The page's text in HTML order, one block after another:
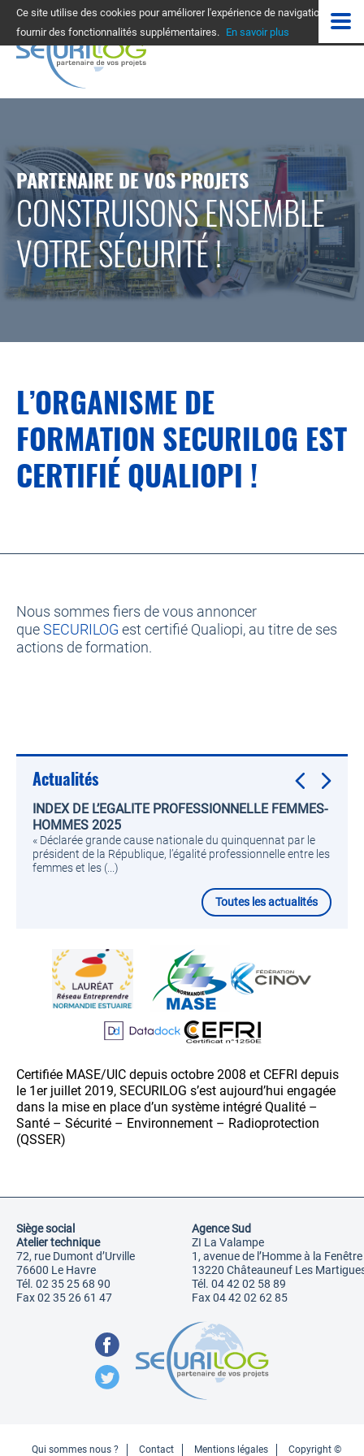
Ce site utilise des cookies pour améliorer l'expérience de navigation et
fournir des fonctionnalités supplémentaires. En savoir plus
PARTENAIRE DE VOS PROJETS
CONSTRUISONS ENSEMBLE
VOTRE SÉCURITÉ !
L’ORGANISME DE
FORMATION SECURILOG EST
CERTIFIÉ QUALIOPI !
Nous sommes fiers de vous annoncer
queSECURILOG est certifié Qualiopi, au titre de ses
actions de formation.
Actualités
INDEX DE L’EGALITE PROFESSIONNELLE FEMMES-
HOMMES 2025
« Déclarée grande cause nationale du quinquennat par le
président de la République, l’égalité professionnelle entre les
femmes et les (...)
Toutes les actualités
Certifiée MASE/UIC depuis octobre 2008 et CEFRI depuis
le 1er juillet 2019, SECURILOG s’est aujourd’hui engagée
dans la mise en place d’un système intégré Qualité –
Santé – Sécurité – Environnement – Radioprotection
(QSSER)
Siège social
Atelier technique
72, rue Dumont d’Urville
76600 Le Havre
02 35 25 68 90
02 35 26 61 47
Agence Sud
ZI La Valampe
1, avenue de l’Homme à la Fenêtre
13220 Châteauneuf Les
04 42 02 58 89
04 42 02 62 85
Qui sommes nous ? Contact Mentions légales